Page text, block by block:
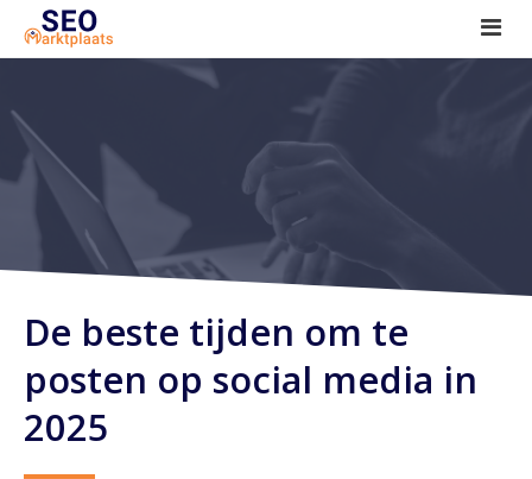
SEO tools reviews
Marketeer bij jou in de buurt?
Offerte
1. Seo voor beginners +
2. Onderzoeken +
De beste tijden om te
posten op social media in
2025